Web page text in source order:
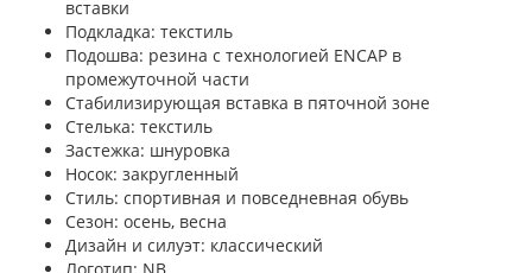
вставки
Подкладка: текстиль
Подошва: резина с технологией ENCAP в
промежуточной части
Стабилизирующая вставка в пяточной зоне
Стелька: текстиль
Застежка: шнуровка
Носок: закругленный
Стиль: спортивная и повседневная обувь
Сезон: осень, весна
Дизайн и силуэт: классический